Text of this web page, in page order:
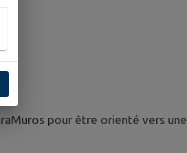
pour être orienté vers une